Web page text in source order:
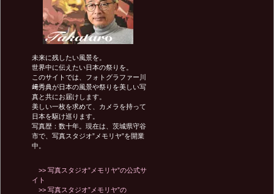
未来に残したい風景を。
世界中に伝えたい日本の祭りを。
このサイトでは、フォトグラファー川
﨑秀典が日本の風景や祭りを美しい写
真と共にお届けします。
美しい一枚を求めて、カメラを持って
日本を駆け巡ります。
写真歴：数十年。現在は、茨城県守谷
市で、写真スタジオ”メモリヤ”を開業
中。
>> 写真スタジオ”メモリヤ”の公式サ
イト
>> 写真スタジオ”メモリヤ”の